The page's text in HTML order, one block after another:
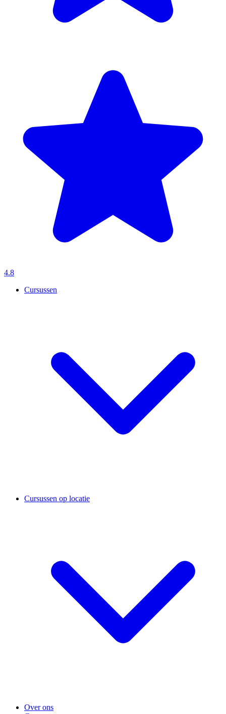
4.8
Cursussen
Cursussen op locatie
Over ons